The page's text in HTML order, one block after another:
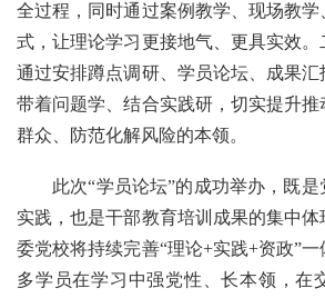
全过程，同时通过案例教学、现场教
式，让理论学习更接地气、更具实效。
通过安排蹲点调研、学员论坛、成果
带着问题学、结合实践研，切实提升
群众、防范化解风险的本领。
此次“学员论坛”的成功举办，既
实践，也是干部教育培训成果的集中
委党校将持续完善“理论+实践+资政”
多学员在学习中强党性、长本领，在